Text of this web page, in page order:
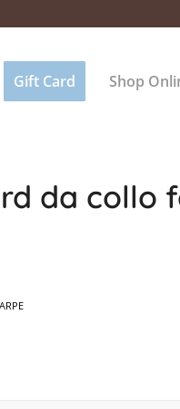
Gift Card Shop
da collo